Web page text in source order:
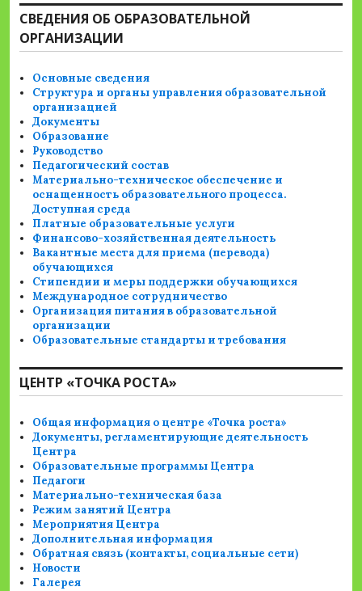
СВЕДЕНИЯ ОБ ОБРАЗОВАТЕЛЬНОЙ
ОРГАНИЗАЦИИ
Основные сведения
Структура и органы управления образовательной
организацией
Документы
Образование
Руководство
Педагогический состав
Материально-техническое обеспечение и
оснащенность образовательного процесса.
Доступная среда
Платные образовательные услуги
Финансово-хозяйственная деятельность
Вакантные места для приема (перевода)
обучающихся
Стипендии и меры поддержки обучающихся
Международное сотрудничество
Организация питания в образовательной
организации
Образовательные стандарты и требования
ЦЕНТР «ТОЧКА РОСТА»
Общая информация о центре «Точка роста»
Документы, регламентирующие деятельность
Центра
Образовательные программы Центра
Педагоги
Материально-техническая база
Режим занятий Центра
Мероприятия Центра
Дополнительная информация
Обратная связь (контакты, социальные сети)
Новости
Галерея